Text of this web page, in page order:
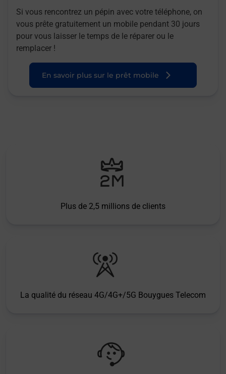
Si vous rencontrez un pépin avec votre téléphone, on
vous prête gratuitement un mobile pendant 30 jours
pour vous laisser le temps de le réparer ou le
remplacer !
En savoir plus sur le prêt mobile
Plus de 2,5 millions de clients
La qualité du réseau 4G/4G+/5G Bouygues Telecom